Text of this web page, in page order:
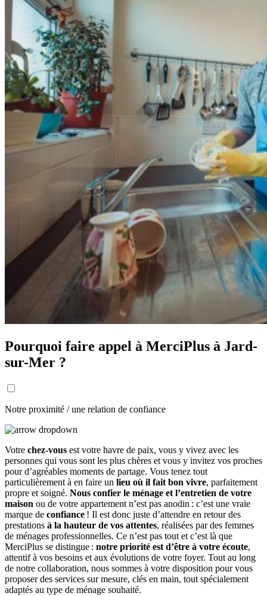
Pourquoi faire appel à MerciPlus à Jard-
sur-Mer ?
Notre proximité / une relation de confiance
Votre chez-vous est votre havre de paix, vous y vivez avec les
personnes qui vous sont les plus chères et vous y invitez vos proches
pour d’agréables moments de partage. Vous tenez tout
particulièrement à en faire un lieu où il fait bon vivre, parfaitement
propre et soigné. Nous confier le ménage et l’entretien de votre
maison ou de votre appartement n’est pas anodin : c’est une vraie
marque de confiance ! Il est donc juste d’attendre en retour des
prestations à la hauteur de vos attentes, réalisées par des femmes
de ménages professionnelles. Ce n’est pas tout et c’est là que
MerciPlus se distingue : notre priorité est d’être à votre écoute,
attentif à vos besoins et aux évolutions de votre foyer. Tout au long
de notre collaboration, nous sommes à votre disposition pour vous
proposer des services sur mesure, clés en main, tout spécialement
adaptés au type de ménage souhaité.